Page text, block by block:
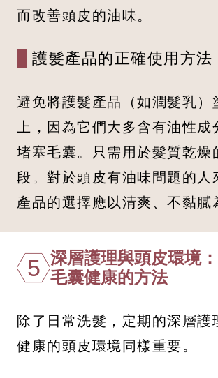
而改善頭皮的油味。
護髮產品的正確使用方法
避免將護髮產品（如潤髮乳）
上，因為它們大多含有油性成
堵塞毛囊。只需用於髮質乾燥
段。對於頭皮有油味問題的人
產品的選擇應以清爽、不黏膩
5 深層護理與頭皮環境
毛囊健康的方法
除了日常洗髮，定期的深層護
健康的頭皮環境同樣重要。